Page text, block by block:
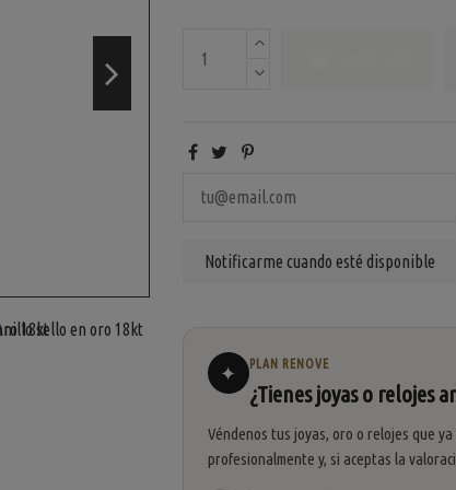
✦ PLAN RENOVE
¿Tienes joyas o relojes
Véndenos tus joyas, oro o relojes que
profesionalmente y, si aceptas la